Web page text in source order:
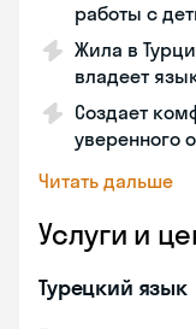
работы с
Жила в
владеет
Создает
уверенного
Читать дальше
Услуги и
Турецкий язык